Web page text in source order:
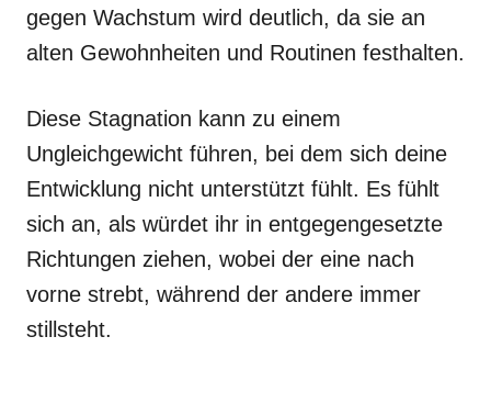
gegen Wachstum wird deutlich, da sie an
alten Gewohnheiten und Routinen festhalten.
Diese Stagnation kann zu einem
Ungleichgewicht führen, bei dem sich deine
Entwicklung nicht unterstützt fühlt. Es fühlt
sich an, als würdet ihr in entgegengesetzte
Richtungen ziehen, wobei der eine nach
vorne strebt, während der andere immer
stillsteht.